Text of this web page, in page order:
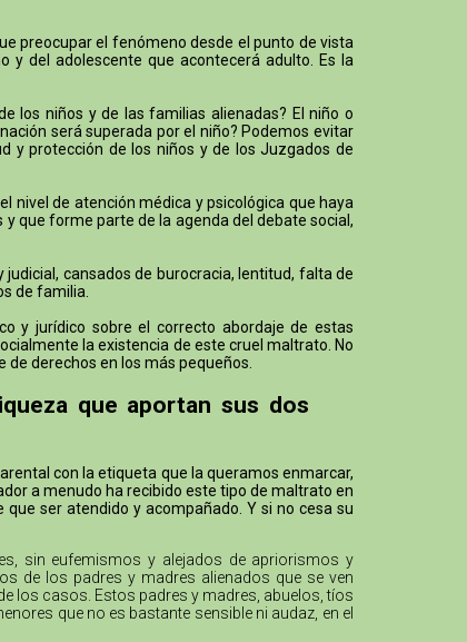
preocupar el fenómeno desde el punto de vista
y del adolescente que acontecerá adulto. Es la
los niños y de las familias alienadas? El niño o
será superada por el niño? Podemos evitar
y protección de los niños y de los Juzgados de
nivel de atención médica y psicológica que haya
que forme parte de la agenda del debate social,
cansados de burocracia, lentitud, falta de
de familia.
y jurídico sobre el correcto abordaje de estas
la existencia de este cruel maltrato. No
derechos en los más pequeños.
que aportan sus dos
con la etiqueta que la queramos enmarcar,
a menudo ha recibido este tipo de maltrato en
ser atendido y acompañado. Y si no cesa su
sin eufemismos y alejados de apriorismos y
de los padres y madres alienados que se ven
los casos. Estos padres y madres, abuelos, tíos
que no es bastante sensible ni audaz, en el